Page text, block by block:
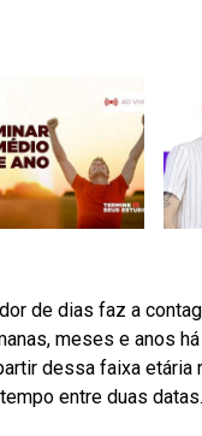
de dias faz a
meses e anos
dessa faixa etária
entre duas datas.